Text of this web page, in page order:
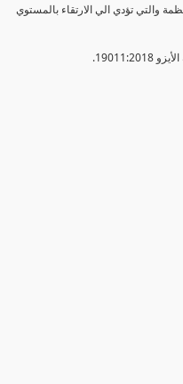
والتي تؤدي الي الارتقاء بالمستوي